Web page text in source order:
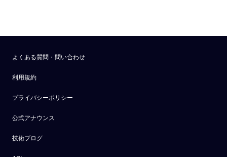
よくある質問・問い合わせ
利用規約
プライバシーポリシー
公式アナウンス
技術ブログ